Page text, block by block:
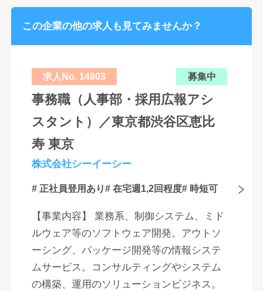
この企業の他の求人も見てみませんか？
求人No. 14803 募集中
事務職（人事部・採用広報アシ
スタント）／東京都渋谷区恵比
寿 東京
株式会社シーイーシー
# 正社員登用あり# 在宅週1,2回程度# 時短可
【事業内容】 業務系、制御システム、ミド
ルウェア等のソフトウェア開発。アウトソ
ーシング、パッケージ開発等の情報システ
ムサービス。コンサルティングやシステム
の構築、運用のソリューションビジネス。